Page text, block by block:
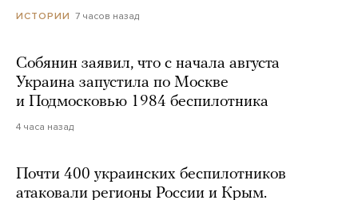
ИСТОРИИ 7 часов назад
Собянин заявил, что с начала августа
Украина запустила по Москве
и Подмосковью 1984 беспилотника
4 часа назад
Почти 400 украинских беспилотников
атаковали регионы России и Крым.